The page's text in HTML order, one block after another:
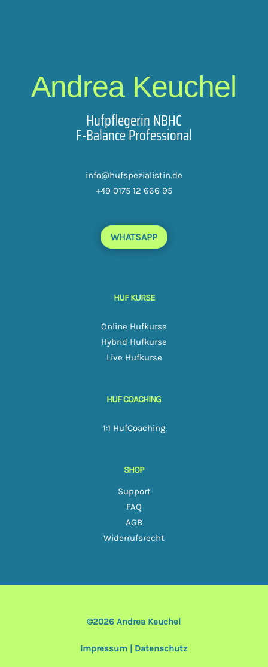
Andrea Keuchel
Hufpflegerin NBHC
F-Balance Professional
info@hufspezialistin.de
+49 0175 12 666 95
WHATSAPP
HUF KURSE
Online Hufkurse
Hybrid Hufkurse
Live Hufkurse
HUF COACHING
1:1 HufCoaching
SHOP
Support
FAQ
AGB
Widerrufsrecht
©2026Andrea Keuchel
Impressum Datenschutz